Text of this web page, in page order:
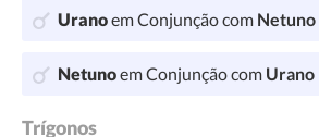
Uranoem Conjunção com Netuno
Netunoem Conjunção com Urano
Trígonos